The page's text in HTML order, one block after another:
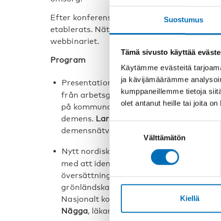
Suostumus
Tämä sivusto käyttää
Käytämme evästeitä
ja kävijämäärämme
kumppaneillemme tietoja
olet antanut heille tai joita
Välttämätön
Kiellä
Efter konferensen har ett nytt nordiskt
etablerats. Nätverket och dess uppdrag
webbinariet.
Program
Presentation av rapporten Urfolk och
från arbetsgrupperna. Rapporten utgör
på kommunal och nationell nivå och
demens. Lars Rottem Krangnes, Senior
demensnätverk.
Nytt nordiskt nätverk för urfolk och
med att identifiera behov för ny
översättning och anpassning av
grönländska.
Kirsti Hotvedt, koordinator
Nasjonalt kompetansesenter for aldring
Nägga, läkare och forskare, region